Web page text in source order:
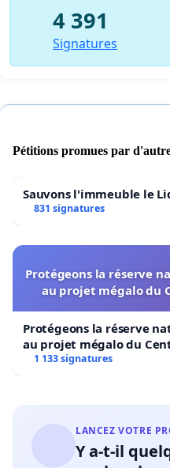
4 391
Signatures
Pétitions promues par
Sauvons l'immeuble le
831 signatures
Protégeons la réserve
au projet mégalo du
Protégeons la réserve
au projet mégalo du
1 133 signatures
LANCEZ VOTRE
Y a-t-il